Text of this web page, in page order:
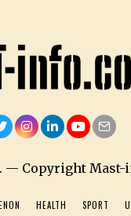
— Copyright Mast-
HEALTH SPORT